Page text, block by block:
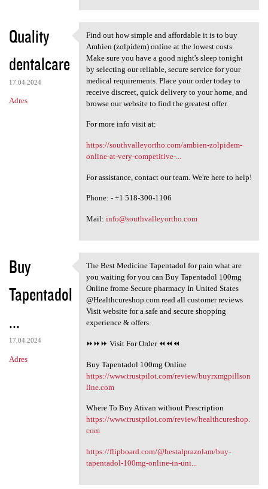
Quality
dentalcare
17.04.2024
Adres
Find out how simple and
Find out how simple and affordable it is to buy
Ambien (zolpidem) online at the lowest costs.
Make sure you have a good night's sleep tonight
by selecting our reliable, secure service for your
medical requirements. Place your order today to
receive discreet, quick delivery to your home, and
browse our website to find the greatest offer.
For more info visit at:
https://southvalleyortho.com/ambien-zolpidem-
online-at-very-competitive-...
For assistance, contact our team. We're here to help!
Phone: - +1 518-300-1106
Mail: info@southvalleyortho.com
Buy
Tapentadol
...
17.04.2024
Adres
The Best Medicine Tapentadol
The Best Medicine Tapentadol for pain what are
you waiting for you can Buy Tapentadol 100mg
Online frome Secure pharmacy In United States
@Healthcureshop.com read all customer reviews
Visit website for a safe and secure shopping
experience & offers.
⏩⏩⏩ Visit For Order ⏪⏪⏪
Buy Tapentadol 100mg Online
https://www.trustpilot.com/review/buyrxmgpillson
line.com
Where To Buy Ativan without Prescription
https://www.trustpilot.com/review/healthcureshop.
com
https://flipboard.com/@bestalprazolam/buy-
tapentadol-100mg-online-in-uni...